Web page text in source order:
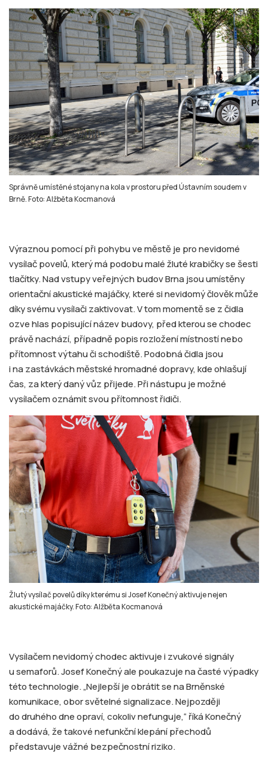
Správně umístěné stojany na kola v prostoru před Ústavním soudem v
Brně. Foto: Alžběta Kocmanová
Výraznou pomocí při pohybu ve městě je pro nevidomé
vysílač povelů, který má podobu malé žluté krabičky se šesti
tlačítky. Nad vstupy veřejných budov Brna jsou umístěny
orientační akustické majáčky, které si nevidomý člověk může
díky svému vysílači zaktivovat. V tom momentě se z čidla
ozve hlas popisující název budovy, před kterou se chodec
právě nachází, případně popis rozložení místností nebo
přítomnost výtahu či schodiště. Podobná čidla jsou
i na zastávkách městské hromadné dopravy, kde ohlašují
čas, za který daný vůz přijede. Při nástupu je možné
vysílačem oznámit svou přítomnost řidiči.
Žlutý vysílač povelů díky kterému si Josef Konečný aktivuje nejen
akustické majáčky. Foto: Alžběta Kocmanová
Vysílačem nevidomý chodec aktivuje i zvukové signály
u semaforů. Josef Konečný ale poukazuje na časté výpadky
této technologie. „Nejlepší je obrátit se na Brněnské
komunikace, obor světelné signalizace. Nejpozději
do druhého dne opraví, cokoliv nefunguje,“ říká Konečný
a dodává, že takové nefunkční klepání přechodů
představuje vážné bezpečnostní riziko.